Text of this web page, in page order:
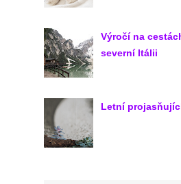
Výročí na
severní Itálii
Letní